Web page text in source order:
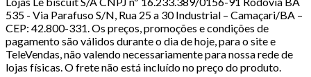
535 - Via Parafuso S/N, Rua 25 a 30 Industrial – Camaçari/BA –
CEP: 42.800-331. Os preços, promoções e condições de
pagamento são válidos durante o dia de hoje, para o site e
TeleVendas, não valendo necessariamente para nossa rede de
lojas físicas. O frete não está incluído no preço do produto.